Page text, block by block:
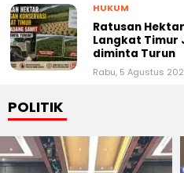
HUKUM
Ratusan
Langkat Timur
diminta Turun
Rabu, 5 Agustus
POLITIK